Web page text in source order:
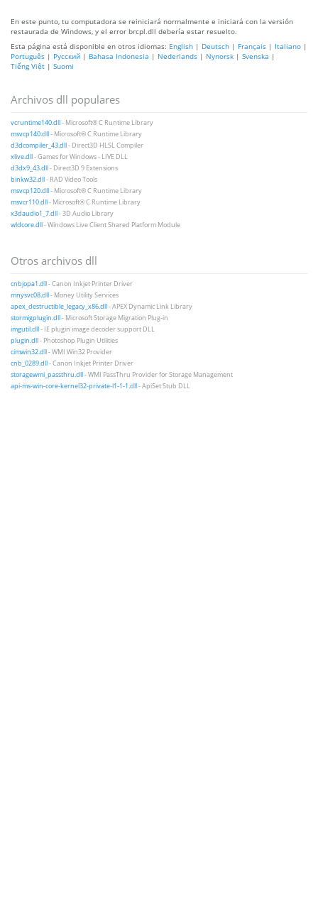
En este punto, tu computadora se reiniciará normalmente e iniciará con la versión
restaurada de Windows, y el error brcpl.dll debería estar resuelto.
Esta página está disponible en otros idiomas: English | Deutsch | Français | Italiano |
Português | Русский | Bahasa Indonesia | Nederlands | Nynorsk | Svenska |
Tiếng Việt | Suomi
Archivos dll populares
vcruntime140.dll- Microsoft® C Runtime Library
msvcp140.dll- Microsoft® C Runtime Library
d3dcompiler_43.dll- Direct3D HLSL Compiler
xlive.dll- Games for Windows - LIVE DLL
d3dx9_43.dll- Direct3D 9 Extensions
binkw32.dll- RAD Video Tools
msvcp120.dll- Microsoft® C Runtime Library
msvcr110.dll- Microsoft® C Runtime Library
x3daudio1_7.dll- 3D Audio Library
wldcore.dll- Windows Live Client Shared Platform Module
Otros archivos dll
cnbjopa1.dll- Canon Inkjet Printer Driver
mnysvc08.dll- Money Utility Services
apex_destructible_legacy_x86.dll- APEX Dynamic Link Library
stormigplugin.dll- Microsoft Storage Migration Plug-in
imgutil.dll- IE plugin image decoder support DLL
plugin.dll- Photoshop Plugin Utilities
cimwin32.dll- WMI Win32 Provider
cnb_0289.dll- Canon Inkjet Printer Driver
storagewmi_passthru.dll- WMI PassThru Provider for Storage Management
api-ms-win-core-kernel32-private-l1-1-1.dll- ApiSet Stub DLL